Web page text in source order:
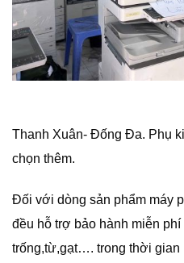
Thanh Xuân- Đống Đa. Phụ
chọn thêm.
Đối với dòng sản phẩm máy
đều hỗ trợ bảo hành miễn
trống,từ,gạt…. trong thời gian